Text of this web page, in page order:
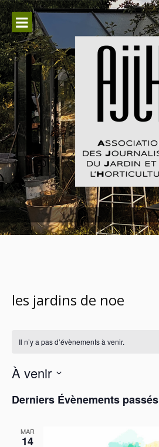
Aller
au
contenu
Association des Journalistes du
Jardin et de l'Horticulture
les jardins de noe
Il n’y a pas d’évènements à venir.
À venir
une
Derniers Évènements passés
MAR
14